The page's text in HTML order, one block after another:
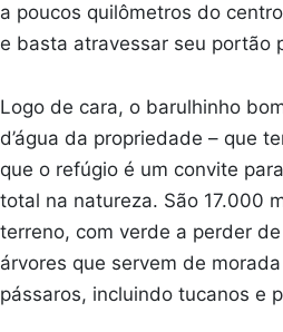
a poucos quilômetros do
e basta atravessar seu portão
Logo de cara, o barulhinho
d’água da propriedade – que
que o refúgio é um convite
total na natureza. São 17.000
terreno, com verde a perder
árvores que servem de
pássaros, incluindo tucanos e